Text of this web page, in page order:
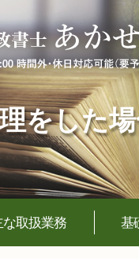
をした
な取扱業務 基